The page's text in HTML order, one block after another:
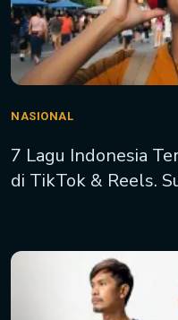
NASIONAL
7 Lagu Indonesia
di TikTok & Reels.